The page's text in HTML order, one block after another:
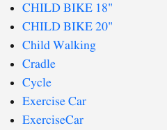
CHILD BIKE 18"
CHILD BIKE 20"
Child Walking
Cradle
Cycle
Exercise Car
ExerciseCar